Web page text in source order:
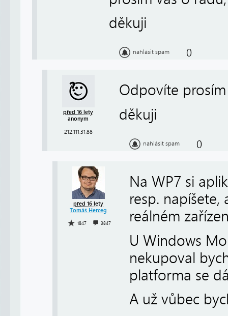
děkuji
nahlásit spam 0
před 16 lety
anonym
212.111.31.88
Odpovíte
děkuji
nahlásit spam 0
před 16 lety
Tomáš Herceg
1847 3847
Na WP7 si
resp.
reálném
U Windows
nekupoval
platforma se
A už vůbec